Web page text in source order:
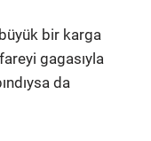
bir karga
gagasıyla
da